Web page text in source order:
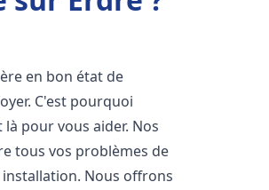
en bon état de
C'est pourquoi
là pour vous aider. Nos
tous vos problèmes de
Nous offrons